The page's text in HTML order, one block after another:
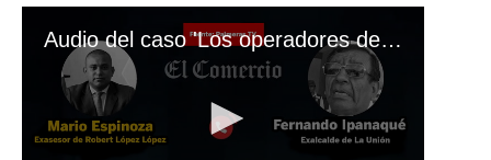
Audio del caso 'Los operadores de la Reconstrucción' #VideosEC #UI